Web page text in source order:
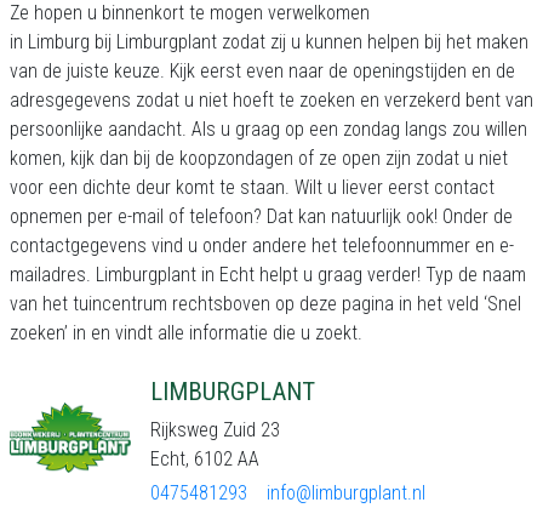
Ze hopen u binnenkort te mogen verwelkomen
in Limburg bij Limburgplant zodat zij u kunnen helpen bij het maken
van de juiste keuze. Kijk eerst even naar de openingstijden en de
adresgegevens zodat u niet hoeft te zoeken en verzekerd bent van
persoonlijke aandacht. Als u graag op een zondag langs zou willen
komen, kijk dan bij de koopzondagen of ze open zijn zodat u niet
voor een dichte deur komt te staan. Wilt u liever eerst contact
opnemen per e-mail of telefoon? Dat kan natuurlijk ook! Onder de
contactgegevens vind u onder andere het telefoonnummer en e-
mailadres. Limburgplant in Echt helpt u graag verder! Typ de naam
van het tuincentrum rechtsboven op deze pagina in het veld ‘Snel
zoeken’ in en vindt alle informatie die u zoekt.
LIMBURGPLANT
Rijksweg Zuid 23
Echt, 6102 AA
0475481293
info@limburgplant.nl